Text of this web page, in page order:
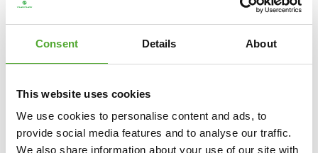
Consent Details About
This website uses cookies
We use cookies to personalise content and ads, to
provide social media features and to analyse our traffic.
We also share information about your use of our site with
Deze Selectorized machine uit de Platinum V-Serie
voor maximale precisie. Ideaal voor zowel
beginners als ervaren krachtsporters.